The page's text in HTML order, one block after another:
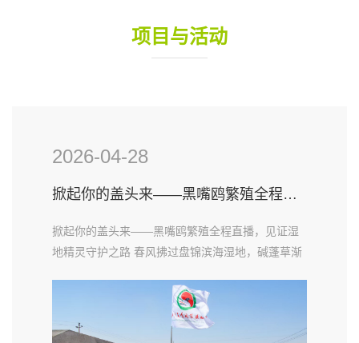
项目与活动
2026-04-28
掀起你的盖头来——黑嘴鸥繁殖全程直播，见证湿地精灵守护之路
掀起你的盖头来——黑嘴鸥繁殖全程直播，见证湿
地精灵守护之路 春风拂过盘锦滨海湿地，碱蓬草渐
正以全新的方式揭开神秘面纱。如今，专业设备架
设于黑嘴鸥繁衍栖息的核心区域，将它们繁殖的每
一个珍贵瞬间，实时同步到市内广场的各大屏幕